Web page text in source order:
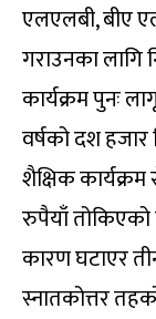
एलएलबी, बीए
गराउनका लागि
कार्यक्रम पुनः
वर्षको दश
शैक्षिक
रुपैयाँ तोकिएको
कारण घटाएर
स्नातकोत्तर